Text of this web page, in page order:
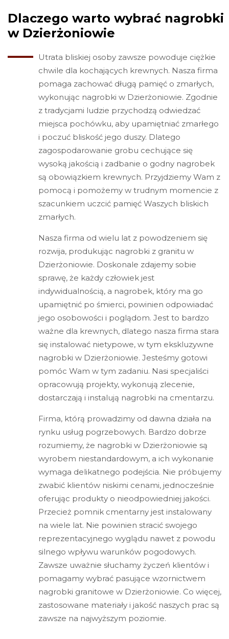
Dlaczego warto wybrać nagrobki
w Dzierżoniowie
Utrata bliskiej osoby zawsze powoduje ciężkie
chwile dla kochających krewnych. Nasza firma
pomaga zachować długą pamięć o zmarłych,
wykonując nagrobki w Dzierżoniowie. Zgodnie
z tradycjami ludzie przychodzą odwiedzać
miejsca pochówku, aby upamiętniać zmarłego
i poczuć bliskość jego duszy. Dlatego
zagospodarowanie grobu cechujące się
wysoką jakością i zadbanie o godny nagrobek
są obowiązkiem krewnych. Przyjdziemy Wam z
pomocą i pomożemy w trudnym momencie z
szacunkiem uczcić pamięć Waszych bliskich
zmarłych.
Nasza firma od wielu lat z powodzeniem się
rozwija, produkując nagrobki z granitu w
Dzierżoniowie. Doskonale zdajemy sobie
sprawę, że każdy człowiek jest
indywidualnością, a nagrobek, który ma go
upamiętnić po śmierci, powinien odpowiadać
jego osobowości i poglądom. Jest to bardzo
ważne dla krewnych, dlatego nasza firma stara
się instalować nietypowe, w tym ekskluzywne
nagrobki w Dzierżoniowie. Jesteśmy gotowi
pomóc Wam w tym zadaniu. Nasi specjaliści
opracowują projekty, wykonują zlecenie,
dostarczają i instalują nagrobki na cmentarzu.
Firma, którą prowadzimy od dawna działa na
rynku usług pogrzebowych. Bardzo dobrze
rozumiemy, że nagrobki w Dzierżoniowie są
wyrobem niestandardowym, a ich wykonanie
wymaga delikatnego podejścia. Nie próbujemy
zwabić klientów niskimi cenami, jednocześnie
oferując produkty o nieodpowiedniej jakości.
Przecież pomnik cmentarny jest instalowany
na wiele lat. Nie powinien stracić swojego
reprezentacyjnego wyglądu nawet z powodu
silnego wpływu warunków pogodowych.
Zawsze uważnie słuchamy życzeń klientów i
pomagamy wybrać pasujące wzornictwem
nagrobki granitowe w Dzierżoniowie. Co więcej,
zastosowane materiały i jakość naszych prac są
zawsze na najwyższym poziomie.